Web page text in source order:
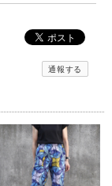
通報する